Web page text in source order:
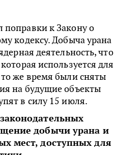
к Закону о
кодексу. Добыча урана
деятельность, что
используется для
же время были сняты
на будущие объекты
в силу 15 июля.
добычи урана и
мест, доступных для